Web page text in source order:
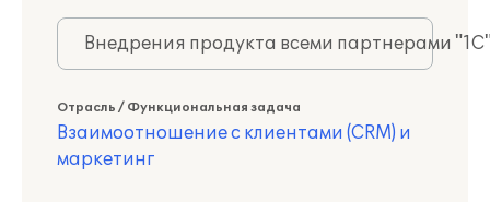
Внедрения продукта всеми партнерами
Отрасль / Функциональная задача
Взаимоотношение с клиентами (CRM) и
маркетинг